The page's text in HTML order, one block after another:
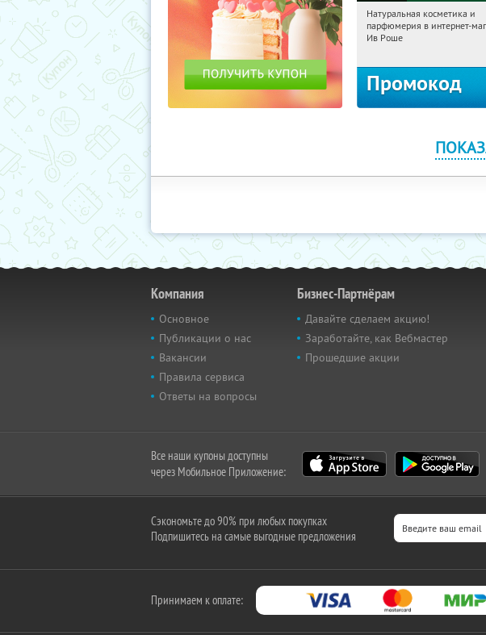
00:39:26
Россия
Натуральная косметика и
парфюмерия в интернет-
Ив Роше
Промокод
Компания
Основное
Публикации о нас
Вакансии
Правила сервиса
Ответы на вопросы
Бизнес-Партнёрам
Давайте сделаем акцию!
Заработайте, как Вебмастер
Прошедшие акции
Все наши купоны доступны
через Мобильное Приложение:
Сэкономьте до 90% при любых покупках
Подпишитесь на самые выгодные предложения
Принимаем к оплате: